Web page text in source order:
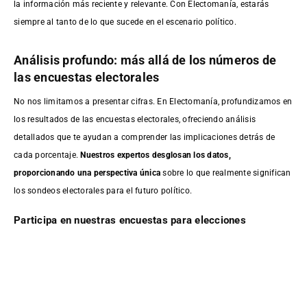
la información más reciente y relevante. Con Electomanía, estarás
siempre al tanto de lo que sucede en el escenario político.
Análisis profundo: más allá de los números de
las encuestas electorales
No nos limitamos a presentar cifras. En Electomanía, profundizamos en
los resultados de las encuestas electorales, ofreciendo análisis
detallados que te ayudan a comprender las implicaciones detrás de
cada porcentaje.Nuestros expertos desglosan los datos,
proporcionando una perspectiva única sobre lo que realmente significan
los sondeos electorales para el futuro político.
Participa en nuestras encuestas para elecciones